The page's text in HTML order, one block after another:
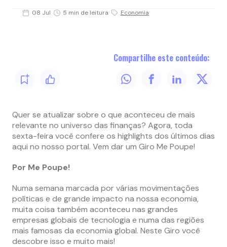
08 Jul 5 min de leitura Economia
Compartilhe este conteúdo:
Quer se atualizar sobre o que aconteceu de mais
relevante no universo das finanças? Agora, toda
sexta-feira você confere os highlights dos últimos dias
aqui no nosso portal. Vem dar um Giro Me Poupe!
Por Me Poupe!
Numa semana marcada por várias movimentações
políticas e de grande impacto na nossa economia,
muita coisa também aconteceu nas grandes
empresas globais de tecnologia e numa das regiões
mais famosas da economia global. Neste Giro você
descobre isso e muito mais!